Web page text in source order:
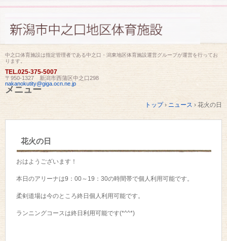
中之口体育施設は指定管理者である中之口・潟東地区体育施設運営グループが運営を行ってお
ります。
TEL.025-375-5007
〒950-1327 新潟市西蒲区中之口298
nakanokutity@giga.ocn.ne.jp
メニュー
トップ › ニュース › 花火の日
花火の日
おはようございます！
本日のアリーナは9：00～19：30の時間帯で個人利用可能です。
柔剣道場は今のところ終日個人利用可能です。
ランニングコースは終日利用可能です(*^^*)